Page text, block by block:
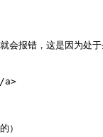
错，这是因为处于
a>
）